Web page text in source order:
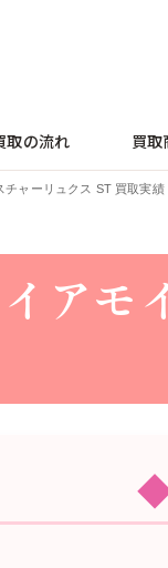
取の流れ 買取
チャーリュクス ST 買取実績
アモ